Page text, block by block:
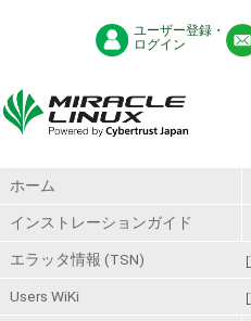
ユーザー登録・
ログイン
ホーム
インストレーションガイド
エラッタ情報 (TSN)
Users WiKi